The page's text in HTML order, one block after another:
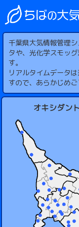
千葉県大気情報管理
タや、光化学スモッ
す。
リアルタイムデータ
すので、あらかじめご
オキシダン